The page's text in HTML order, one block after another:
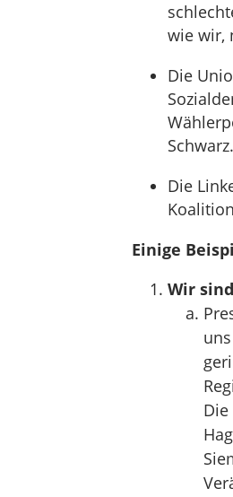
wie wir,
Die
Schwarz.
Die
Einige
Wir